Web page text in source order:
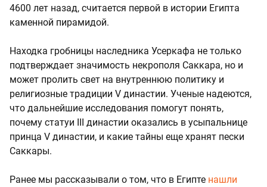
4600 лет назад, считается первой в истории Египта
каменной пирамидой.
Находка гробницы наследника Усеркафа не только
подтверждает значимость некрополя Саккара, но и
может пролить свет на внутреннюю политику и
религиозные традиции V династии. Ученые надеются,
что дальнейшие исследования помогут понять,
почему статуи III династии оказались в усыпальнице
принца V династии, и какие тайны еще хранят пески
Саккары.
Ранее мы рассказывали о том, что в Египте нашли